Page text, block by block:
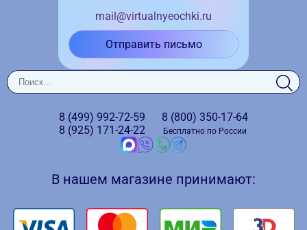
mail@virtualnyeochki.ru
Отправить письмо
8 (499) 992-72-59
8 (925) 171-24-22
8 (800) 350-17-64
Бесплатно по России
В нашем магазине принимают: